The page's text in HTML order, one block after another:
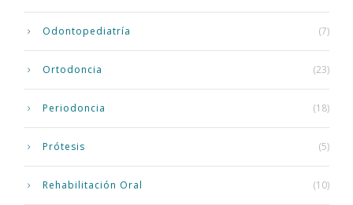
Odontopediatría (7)
Ortodoncia (23)
Periodoncia (18)
Prótesis (5)
Rehabilitación Oral (10)